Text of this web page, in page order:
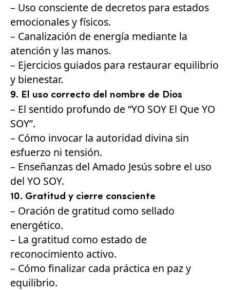
– Uso consciente de decretos para estados
emocionales y físicos.
– Canalización de energía mediante la
atención y las manos.
– Ejercicios guiados para restaurar equilibrio
y bienestar.
9. El uso correcto del nombre de Dios
– El sentido profundo de “YO SOY El Que YO
SOY”.
– Cómo invocar la autoridad divina sin
esfuerzo ni tensión.
– Enseñanzas del Amado Jesús sobre el uso
del YO SOY.
10. Gratitud y cierre consciente
– Oración de gratitud como sellado
energético.
– La gratitud como estado de
reconocimiento activo.
– Cómo finalizar cada práctica en paz y
equilibrio.